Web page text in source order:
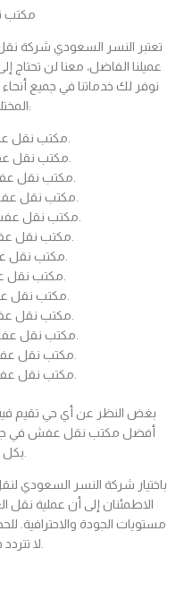
مكتب
تعتبر النسر السعودي شركة
عميلنا الفاضل، معنا لن
نوفر لك خدماتنا في جميع أنحاء
المختلفة، بما في ذلك:
بغض النظر عن أي حي تقيم
أفضل مكتب نقل عفش في جدة،
باختيار شركة النسر السعودي
الاطمئنان إلى أن عملية
مستويات الجودة والاحترافية.